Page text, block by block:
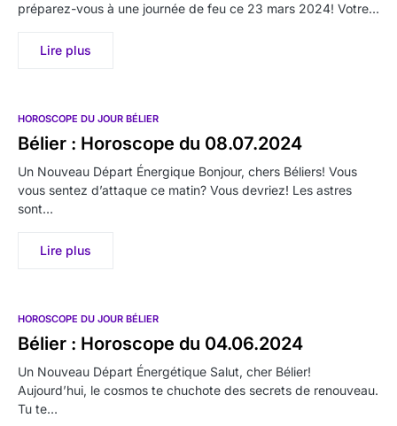
préparez-vous à une journée de feu ce 23 mars 2024! Votre…
Lire plus
HOROSCOPE DU JOUR BÉLIER
Bélier : Horoscope du 08.07.2024
Un Nouveau Départ Énergique Bonjour, chers Béliers! Vous
vous sentez d’attaque ce matin? Vous devriez! Les astres
sont…
Lire plus
HOROSCOPE DU JOUR BÉLIER
Bélier : Horoscope du 04.06.2024
Un Nouveau Départ Énergétique Salut, cher Bélier!
Aujourd’hui, le cosmos te chuchote des secrets de renouveau.
Tu te…